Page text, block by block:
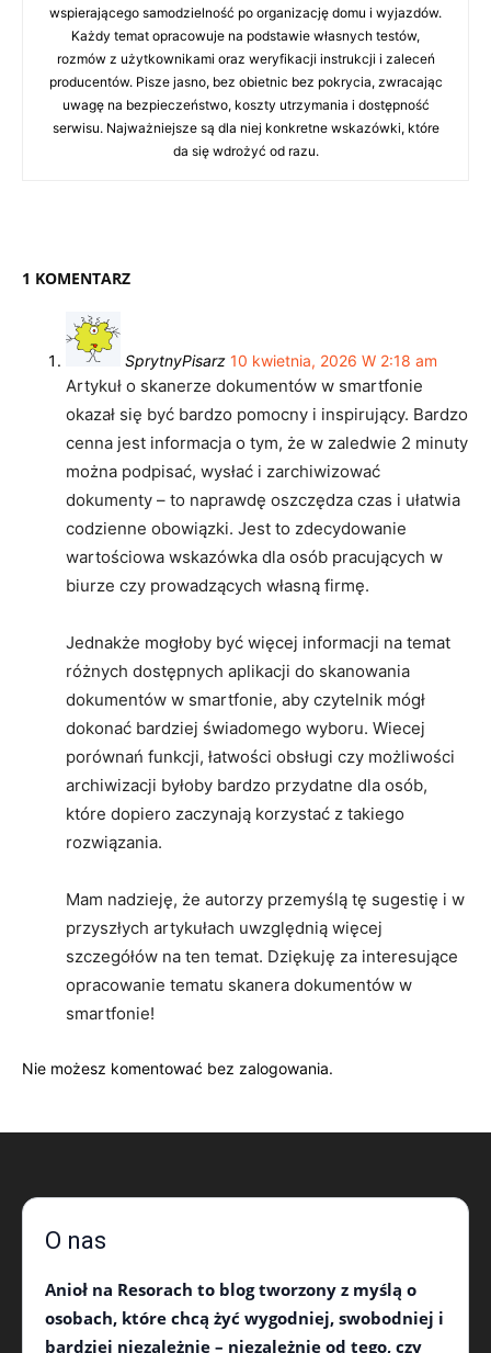
wspierającego samodzielność po organizację domu i wyjazdów.
Każdy temat opracowuje na podstawie własnych testów,
rozmów z użytkownikami oraz weryfikacji instrukcji i zaleceń
producentów. Pisze jasno, bez obietnic bez pokrycia, zwracając
uwagę na bezpieczeństwo, koszty utrzymania i dostępność
serwisu. Najważniejsze są dla niej konkretne wskazówki, które
da się wdrożyć od razu.
1 KOMENTARZ
SprytnyPisarz 10 kwietnia, 2026 W 2:18 am
Artykuł o skanerze dokumentów w smartfonie
okazał się być bardzo pomocny i inspirujący. Bardzo
cenna jest informacja o tym, że w zaledwie 2 minuty
można podpisać, wysłać i zarchiwizować
dokumenty – to naprawdę oszczędza czas i ułatwia
codzienne obowiązki. Jest to zdecydowanie
wartościowa wskazówka dla osób pracujących w
biurze czy prowadzących własną firmę.
Jednakże mogłoby być więcej informacji na temat
różnych dostępnych aplikacji do skanowania
dokumentów w smartfonie, aby czytelnik mógł
dokonać bardziej świadomego wyboru. Wiecej
porównań funkcji, łatwości obsługi czy możliwości
archiwizacji byłoby bardzo przydatne dla osób,
które dopiero zaczynają korzystać z takiego
rozwiązania.
Mam nadzieję, że autorzy przemyślą tę sugestię i w
przyszłych artykułach uwzględnią więcej
szczegółów na ten temat. Dziękuję za interesujące
opracowanie tematu skanera dokumentów w
smartfonie!
Nie możesz komentować bez zalogowania.
O nas
Anioł na Resorach to blog tworzony z myślą o
osobach, które chcą żyć wygodniej, swobodniej i
bardziej niezależnie – niezależnie od tego, czy